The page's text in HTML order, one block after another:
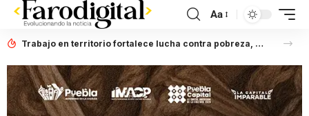
Aa
Trabajo en territorio fortalece lucha contra pobreza, afirma Laura Artemisa